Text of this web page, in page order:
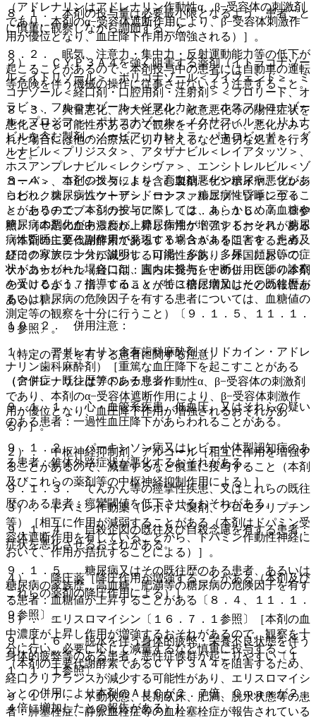
（アドレナリンはアドレナリン作動性α、β−受容体の刺激剤
であり、本剤のα−受容体遮断作用により、β−受容体刺激作
用が優位となり、血圧降下作用が増強される）］。
２）． ＣＹＰ３Ａ４を強く阻害する薬剤（イトラコナゾー
ル＜イトリゾール＞、ボリコナゾール＜ブイフェンド＞、ミ
コナゾール＜経口剤・口腔用剤・注射剤＞＜フロリード、オ
ラビ＞、フルコナゾール＜ジフルカン＞、ホスフルコナゾー
ル＜プロジフ＞、ポサコナゾール＜ノクサフィル＞、リトナ
ビルを含む製剤＜ノービア、カレトラ、パキロビッド＞、ダ
ルナビル＜プリジスタ＞、アタザナビル＜レイアタッツ＞、
ホスアンプレナビル＜レクシヴァ＞、エンシトレルビル＜ゾ
コーバ＞、コビシスタットを含む製剤＜ゲンボイヤ、プレジ
コビックス、シムツーザ＞、ロナファルニブ＜ゾキンヴィ
＞、セリチニブ＜ジカディア＞）〔２．４、１６．７．３参
照〕［本剤の血中濃度が上昇し作用が増強するおそれがある
（本剤の主要代謝酵素であるＣＹＰ３Ａ４を阻害するため、
経口クリアランスが減少する可能性があり、外国において、
ケトコナゾール（経口剤：国内未発売）との併用により本剤
のＡＵＣが１７倍、Ｃｍａｘが１３倍に増加したとの報告が
ある）］。
１０．２． 併用注意：
１）． アドレナリン含有歯科麻酔剤（リドカイン・アドレ
ナリン歯科麻酔剤）［重篤な血圧降下を起こすことがある
（アドレナリンはアドレナリン作動性α、β−受容体の刺激剤
であり、本剤のα−受容体遮断作用により、β−受容体刺激作
用が優位となり、血圧降下作用が増強されるおそれがあ
る）］。
２）． 中枢神経抑制剤、アルコール［相互に作用を増強す
ることがあるので、減量するなど慎重に投与すること（本剤
及びこれらの薬剤等の中枢神経抑制作用による）］。
３）． ドパミン作動薬（レボドパ製剤、ブロモクリプチン
等）［相互に作用が減弱することがある（本剤はドパミン受
容体遮断作用を有していることから、ドパミン作動性神経に
おいて、作用が拮抗することによる）］。
４）． 降圧薬［降圧作用が増強することがある（本剤及び
これらの薬剤の降圧作用による）］。
５）． エリスロマイシン〔１６．７．１参照〕［本剤の血
中濃度が上昇し作用が増強するおそれがあるので、観察を十
分に行い、必要に応じて減量するなど慎重に投与すること
（本剤の主要代謝酵素であるＣＹＰ３Ａ４を阻害するため、
経口クリアランスが減少する可能性があり、エリスロマイシ
ンとの併用により本剤のＡＵＣが２．７倍、Ｃｍａｘが２．
４倍に増加したとの報告がある）］。
８．１． 本剤の投与量は必要最小限となるよう、患者ごと
に慎重に観察しながら調節すること。
８．２． 眠気、注意力・集中力・反射運動能力等の低下が
起こることがあるので、本剤投与中の患者には自動車の運転
等危険を伴う機械の操作に従事させないよう注意すること。
８．３． 興奮悪化、誇大性悪化、敵意悪化等の陽性症状を
悪化させる可能性があるので観察を十分に行い、悪化がみら
れた場合には他の治療法に切り替えるなど適切な処置を行う
こと。
８．４． 本剤の投与により、高血糖悪化や糖尿病悪化があ
らわれ、糖尿病性ケトアシドーシス、糖尿病性昏睡に至るこ
とがあるので、本剤の投与に際しては、あらかじめ高血糖や
糖尿病の悪化があらわれ、糖尿病性ケトアシドーシス、糖尿
病性昏睡に至る副作用が発現する場合があることを、患者及
びその家族に十分に説明し、口渇、多飲、多尿、頻尿等の症
状があらわれた場合には、直ちに投与を中断し、医師の診察
を受けるよう、指導すること（特に糖尿病又はその既往歴あ
るいは糖尿病の危険因子を有する患者については、血糖値の
測定等の観察を十分に行うこと）〔９．１．５、１１．１．
９参照〕。
（特定の背景を有する患者に関する注意）
（合併症・既往歴等のある患者）
９．１．１． 心・血管系疾患、低血圧、又はそれらの疑い
のある患者：一過性血圧降下があらわれることがある。
９．１．２． パーキンソン病又はレビー小体型認知症のあ
る患者：錐体外路症状が悪化するおそれがある。
９．１．３． てんかん等の痙攣性疾患、又はこれらの既往
歴のある患者：痙攣閾値を低下させるおそれがある。
９．１．４． 自殺企図の既往及び自殺念慮を有する患者：
症状を悪化させるおそれがある。
９．１．５． 糖尿病又はその既往歴のある患者、あるいは
糖尿病の家族歴、高血糖、肥満等の糖尿病の危険因子を有す
る患者：血糖値が上昇することがある〔８．４、１１．１．
９参照〕。
９．１．６． 脱水を伴う身体的疲弊・栄養不良状態を伴う
身体的疲弊等のある患者：悪性症候群が起こりやすい〔１
１．１．１参照〕。
９．１．７． 不動状態、長期臥床、肥満、脱水状態等の患
者：肺塞栓症、静脈血栓症等の血栓塞栓症が報告されている